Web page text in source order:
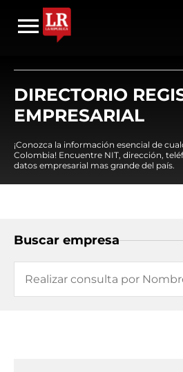
DIRECTORIO
EMPRESARIAL
¡Conozca la información esencial de
Colombia! Encuentre NIT, dirección,
datos empresarial mas grande del país.
Buscar empresa